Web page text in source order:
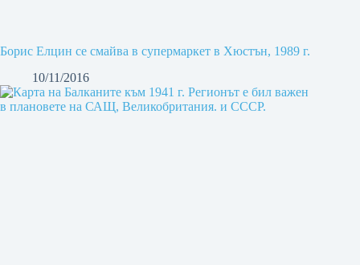
Борис Елцин се смайва в супермаркет в Хюстън, 1989 г.
10/11/2016